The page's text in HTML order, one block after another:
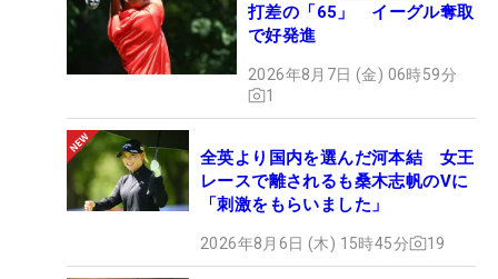
打差の「65」 イーグル奪取
で好発進
2026年8月7日 (金) 06時59分
1
全英より国内を選んだ河本結 女王
レースで離されるも桑木志帆のVに
「刺激をもらいました」
2026年8月6日 (木) 15時45分 19